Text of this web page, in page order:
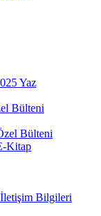
Yaz
Bülteni
Bülteni
Kitap
İletişim Bilgileri